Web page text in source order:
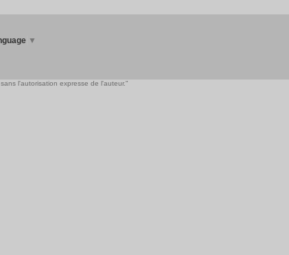
▼
l'autorisation expresse de l'auteur."